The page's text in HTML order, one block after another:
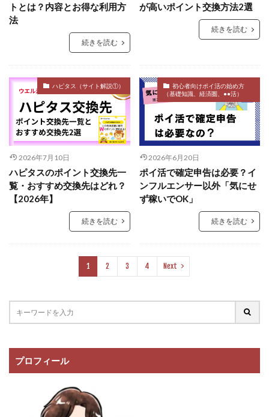
トとは？内容とお得な利用方
法
続きを読む
が高いポイント交換方法2選
続きを読む
ハピタス（サイト解説①）
2026年7月10日
ハピタスのポイント交換先一
覧・おすすめ交換先はどれ？
【2026年】
続きを読む
初心者向けポイ活の始め方
（基礎知識、経済圏、●●活）
2026年6月20日
ポイ活で確定申告は必要？イ
ンフルエンサー以外「気にせ
ず稼いでOK」
続きを読む
1 2 3 4 Next
プロフィール